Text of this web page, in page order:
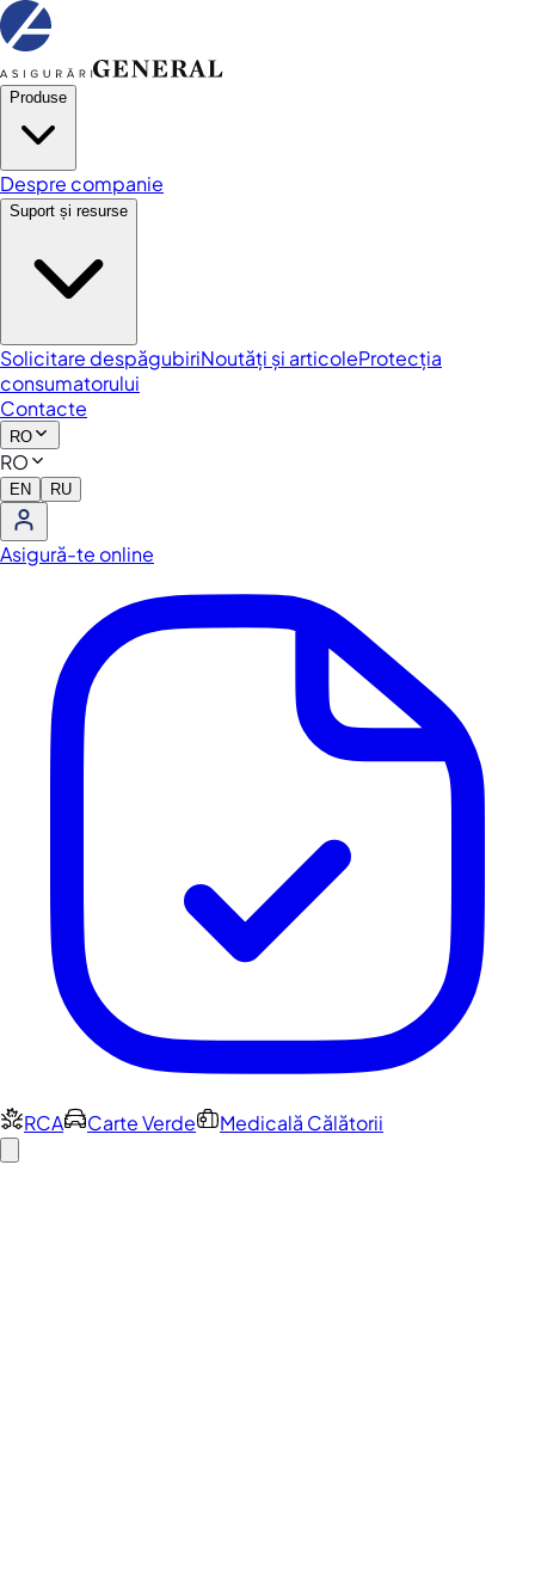
Produse
Despre companie
Suport și resurse
Solicitare despăgubiriNoutăți și articoleProtecția
consumatorului
Contacte
RO
RO
EN RU
Asigură-te online
RCA Carte Verde Medicală Călătorii